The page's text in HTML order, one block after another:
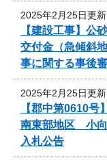
2025年2月25日更新
【建設工事】公
交付金（急傾斜
事に関する事後
2025年2月25日更新
【郡中第0610
南東部地区 小向
入札公告